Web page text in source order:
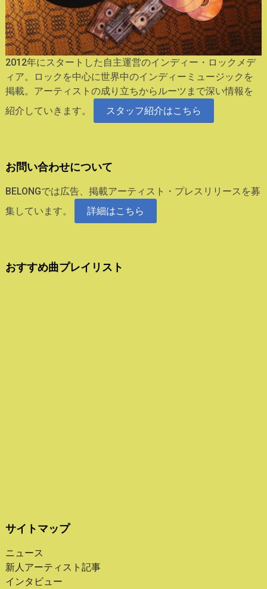
2012年にスタートした自主運営のインディー・ロックメデ
ィア。ロックを中心に世界中のインディーミュージックを
掲載。アーティストの成り立ちからルーツまで深い情報を
紹介していきます。
スタッフ紹介はこちら
お問い合わせについて
BELONGでは広告、掲載アーティスト・プレスリリースを募
集しています。
詳細はこちら
おすすめ曲プレイリスト
サイトマップ
ニュース
新人アーティスト記事
インタビュー